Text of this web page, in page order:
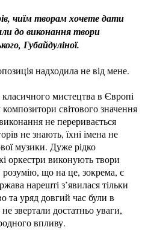
чиїм творам хочете дати
до виконання твори
Губайдуліної.
надходила не від мене.
мистецтва в Європі
світового значення
не переривається
не знають, їхні імена не
музики. Дуже рідко
оркестри виконують твори
розумію, що на це, зокрема, є
нарешті з’явилася тільки
та уряд довгий час були в
звертали достатньо уваги,
впливу.